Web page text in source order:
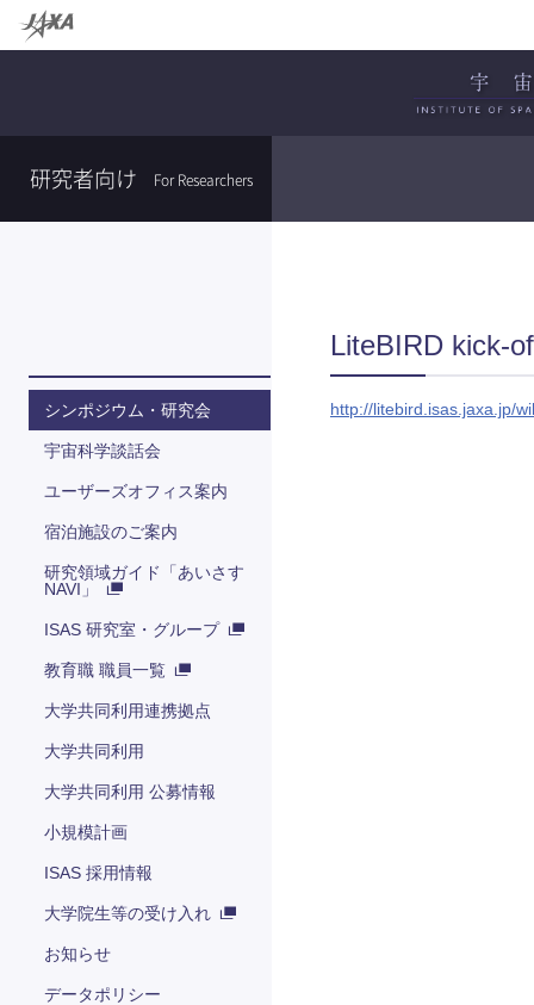
研究者向け For Researchers
LiteBIRD kick-
http://litebird.isas.jaxa.jp/
シンポジウム・研究会
宇宙科学談話会
ユーザーズオフィス案内
宿泊施設のご案内
研究領域ガイド「あいさす
NAVI」
ISAS 研究室・グループ
教育職 職員一覧
大学共同利用連携拠点
大学共同利用
大学共同利用 公募情報
小規模計画
ISAS 採用情報
大学院生等の受け入れ
お知らせ
データポリシー